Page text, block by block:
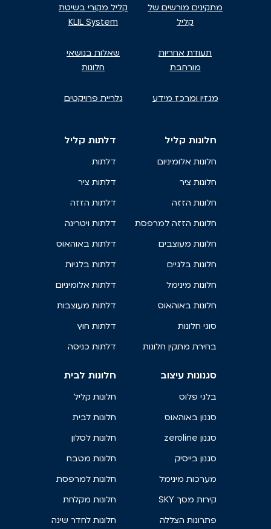
מתקינים מורשים של
קליל
קליל מקורי בשיטת
KLIL System
תעודת אחריות
מורחבת
שאלות בנושאי
חלונות
מגזין ומרכז מידע גלריית פרויקטים
חלונות קליל
חלונות אלומיניום
חלונות ציר
חלונות הזזה
חלונות הזזה למרפסת
חלונות מעוצבים
חלונות בלגיים
חלונות מינימל
חלונות באוהאוס
סוגי חלונות
בחירת מתקין חלונות
דלתות קליל
דלתות
דלתות ציר
דלתות הזזה
דלתות ויטרינה
דלתות באוהאוס
דלתות בלגיות
דלתות אלומיניום
דלתות מעוצבות
דלתות חוץ
דלתות כניסה
סגנונות עיצוב
בלגי פלוס
סגנון באוהאוס
סגנון zeroline
סגנון בייסיק
מערכות מינימל
קירות מסך SKY
פתרונות הצללה
חלונות לבית
חלונות קליל
חלונות לבית
חלונות לסלון
חלונות מטבח
חלונות למרפסת
חלונות מקלחת
חלונות לחדר שינה